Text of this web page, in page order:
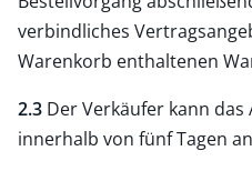
verbindliches
Warenkorb enthaltenen
2.3 Der Verkäufer kann
innerhalb von fünf Tagen